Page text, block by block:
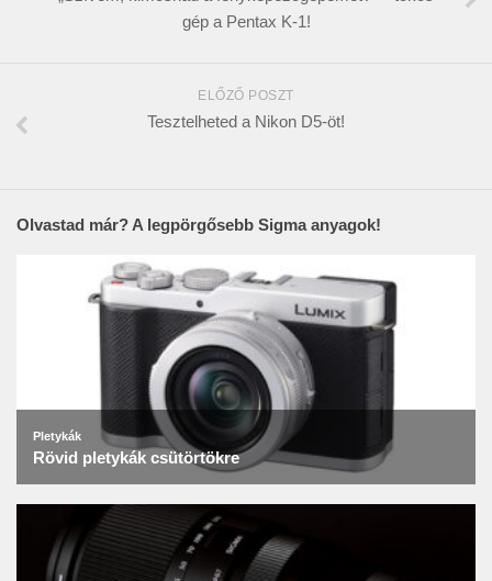
gép a Pentax K-1!
ELŐZŐ POSZT
Tesztelheted a Nikon D5-öt!
Olvastad már? A legpörgősebb Sigma anyagok!